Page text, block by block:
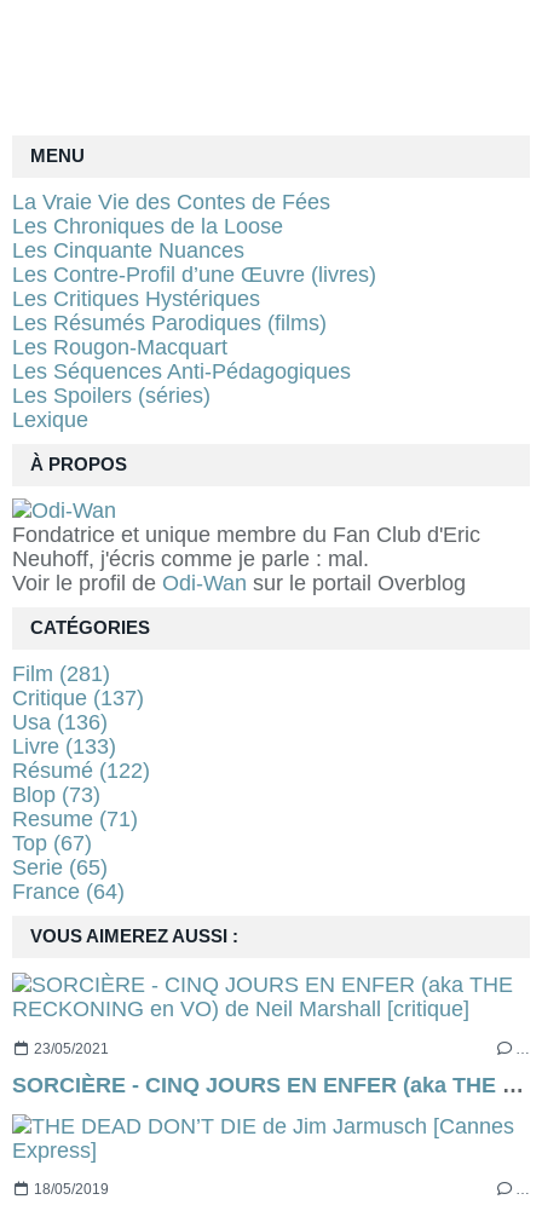
À PROPOS
Fondatrice et unique membre du Fan Club d'Eric
Neuhoff, j'écris comme je parle : mal.
Voir le profil de Odi-Wan sur le portail Overblog
VOUS AIMEREZ AUSSI :
23/05/2021
SORCIÈRE - CINQ JOURS EN ENFER (aka THE RECKONING en VO) de Neil Marshall [critique]
18/05/2019 …
MENU
La Vraie Vie des Contes de Fées
Les Chroniques de la Loose
Les Cinquante Nuances
Les Contre-Profil d’une Œuvre (livres)
Les Critiques Hystériques
Les Résumés Parodiques (films)
Les Rougon-Macquart
Les Séquences Anti-Pédagogiques
Les Spoilers (séries)
Lexique
CATÉGORIES
Film (281)
Critique (137)
Usa (136)
Livre (133)
Résumé (122)
Blop (73)
Resume (71)
Top (67)
Serie (65)
France (64)